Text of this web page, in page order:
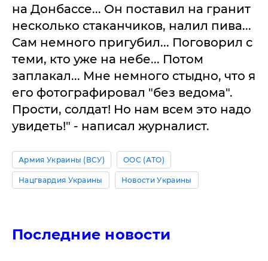
на Донбассе... Он поставил на гранит
несколько стаканчиков, налил пива...
Сам немного пригубил... Поговорил с
теми, кто уже на небе... Потом
заплакал... Мне немного стыдно, что я
его фотографировал "без ведома".
Прости, солдат! Но нам всем это надо
увидеть!" - написал журналист.
Армия Украины (ВСУ) ООС (АТО)
Нацгвардия Украины Новости Украины
Последние новости